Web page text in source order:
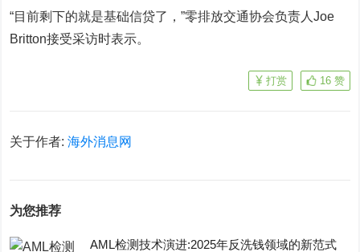
“目前剩下的就是基础信贷了，”零排放交通协会负责人Joe
Britton接受采访时表示。
16 赞
打赏
关于作者:海外消息网
为您推荐
AML检测技术演进:2025年反洗钱领域的新范式